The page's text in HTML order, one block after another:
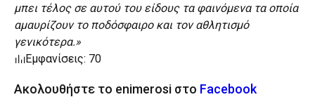
μπει τέλος σε αυτού του είδους τα φαινόμενα τα οποία
αμαυρίζουν το ποδόσφαιρο και τον αθλητισμό
γενικότερα.»
Εμφανίσεις: 70
Ακολουθήστε το enimerosi στο Facebook